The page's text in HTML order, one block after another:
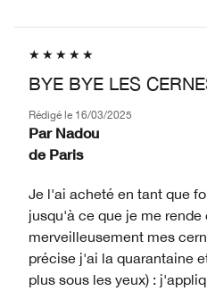
BYE BYE LES
Rédigé le 16/03/2025
Par Nadou
de Paris
Je l'ai acheté en tant que
jusqu'à ce que je me
merveilleusement mes
précise j'ai la quarantaine
plus sous les yeux) :